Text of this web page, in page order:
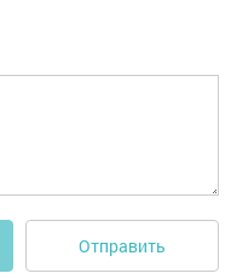
Отправить